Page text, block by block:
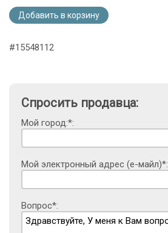
Добавить в корзину
#15548112
Спросить продавца:
Мой город:*:
Мой электронный адрес (е-майл)*:
Вопрос*: